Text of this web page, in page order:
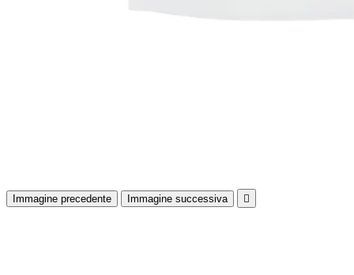
Immagine precedente Immagine successiva 